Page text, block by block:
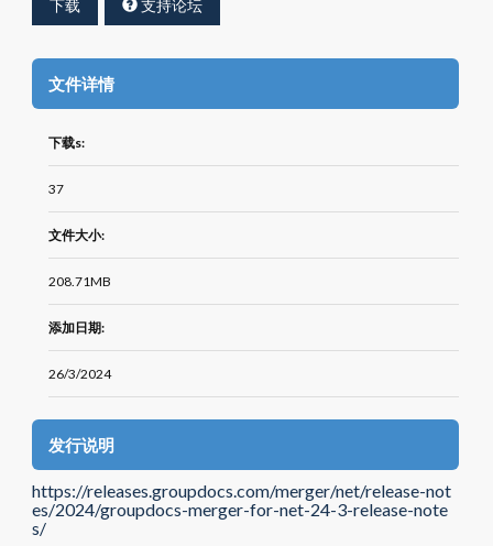
下载 支持论坛
文件详情
下载s:
37
文件大小:
208.71MB
添加日期:
26/3/2024
发行说明
https://releases.groupdocs.com/merger/net/release-not
es/2024/groupdocs-merger-for-net-24-3-release-note
s/